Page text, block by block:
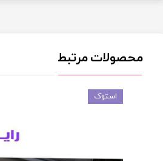
محصولات مرتبط
استوک